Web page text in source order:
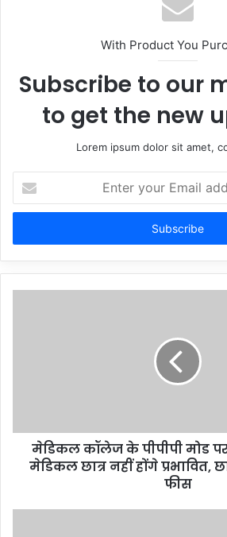
With Product You
Subscribe to our
to get the new
Lorem ipsum dolor sit amet,
your
Email
मेडिकल कॉलेज के पीपीपी मोड
मेडिकल छात्र नहीं होंगे प्रभावित,
फीस